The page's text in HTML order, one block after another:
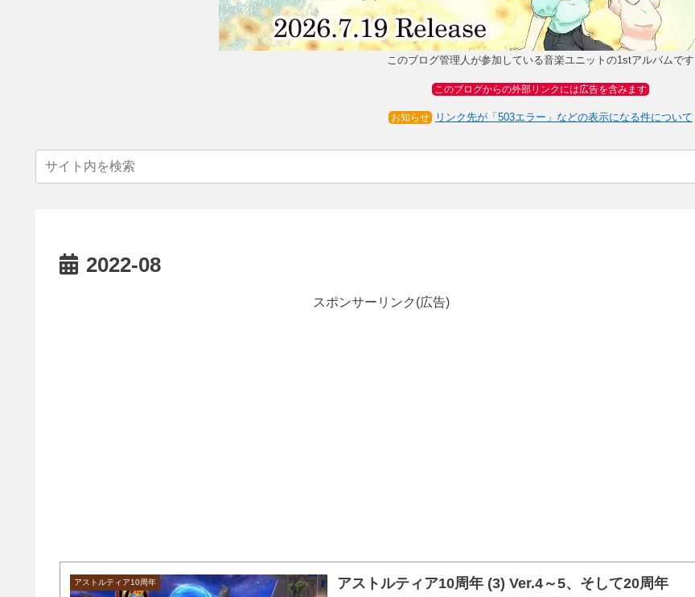
このブログ管理人が参加している音楽ユニットの1stアルバムです
このブログからの外部リンクには広告を含みます
お知らせ リンク先が「503エラー」などの表示になる件について
2022-08
スポンサーリンク(広告)
アストルティア10周年
アストルティア10周年 (3) Ver.4～5、そして20周年